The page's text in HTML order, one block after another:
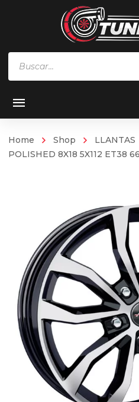
Home Shop LLANTAS
POLISHED 8X18 5X112 ET38